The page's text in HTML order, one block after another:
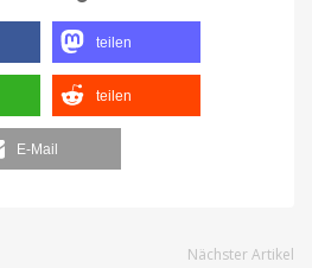
teilen
teilen
E-Mail
Nächster Artikel